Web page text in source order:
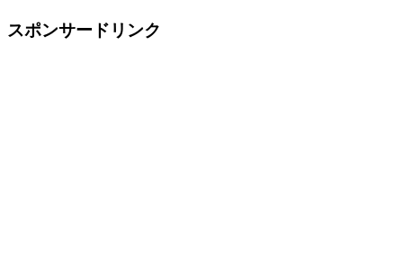
スポンサードリンク